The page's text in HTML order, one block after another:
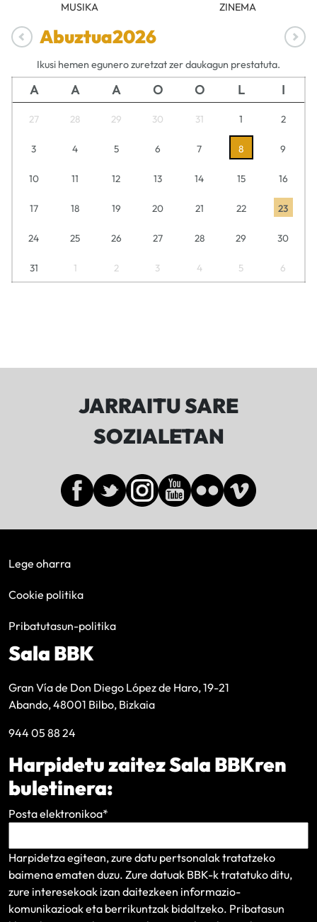
MUSIKA ZINEMA
Abuztua2026
Ikusi hemen egunero zuretzat zer daukagun prestatuta.
A A A O O L I
27 28 29 30 31 1 2
3 4 5 6 7 8 9
10 11 12 13 14 15 16
17 18 19 20 21 22 23
24 25 26 27 28 29 30
31 1 2 3 4 5 6
JARRAITU SARE
SOZIALETAN
Lege oharra
Cookie politika
Pribatutasun-politika
Sala BBK
Gran Vía de Don Diego López de Haro, 19-21
Abando, 48001 Bilbo, Bizkaia
944 05 88 24
Harpidetu zaitez Sala BBKren
buletinera:
Posta elektronikoa*
Harpidetza egitean, zure datu pertsonalak tratatzeko
baimena ematen duzu. Zure datuak BBK-k tratatuko ditu,
zure interesekoak izan daitezkeen informazio-
komunikazioak eta berrikuntzak bidaltzeko. Pribatasun